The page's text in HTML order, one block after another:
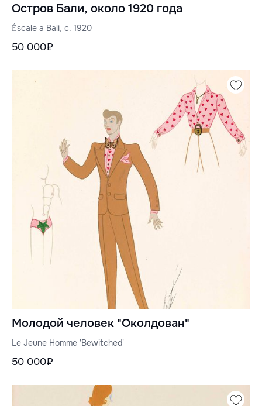
Остров Бали, около 1920 года
Éscale a Bali, c. 1920
50 000₽
Молодой человек "Околдован"
Le Jeune Homme 'Bewitched'
50 000₽